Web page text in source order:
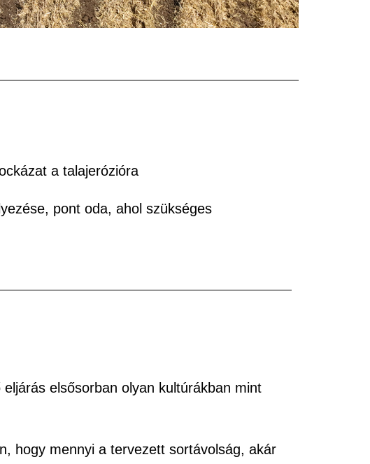
a talajerózióra
pont oda, ahol szükséges
elsősorban olyan kultúrákban mint
hogy mennyi a tervezett sortávolság, akár